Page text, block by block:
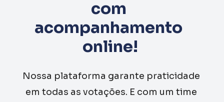
com
acompanhamento
online!
Nossa plataforma garante praticidade
em todas as votações. E com um time